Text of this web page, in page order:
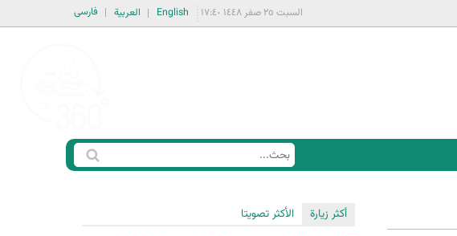
فارسی العربية English السبت ٢٥ صفر ١٤٤٨ ١٧:٤٠
ا
ت
ب
ث
أكثر زيارة
الأكثر تصويتا